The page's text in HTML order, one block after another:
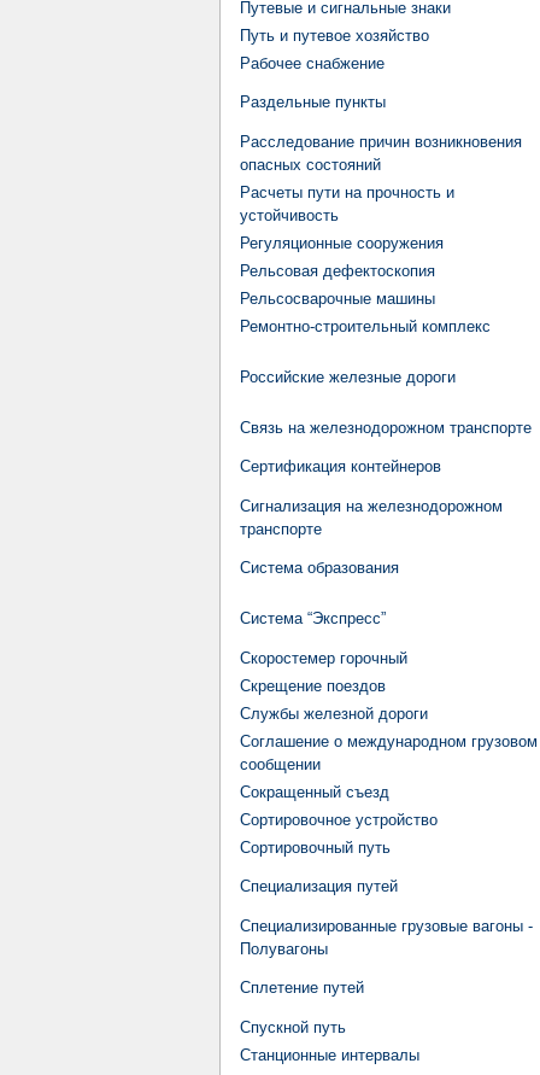
Путевые и сигнальные знаки
Путь и путевое хозяйство
Рабочее снабжение
Раздельные пункты
Расследование причин возникновения
опасных состояний
Расчеты пути на прочность и
устойчивость
Регуляционные сооружения
Рельсовая дефектоскопия
Рельсосварочные машины
Ремонтно-строительный комплекс
Российские железные дороги
Связь на железнодорожном транспорте
Сертификация контейнеров
Сигнализация на железнодорожном
транспорте
Система образования
Система “Экспресс”
Скоростемер горочный
Скрещение поездов
Службы железной дороги
Соглашение о международном грузовом
сообщении
Сокращенный съезд
Сортировочное устройство
Сортировочный путь
Специализация путей
Специализированные грузовые вагоны -
Полувагоны
Сплетение путей
Спускной путь
Станционные интервалы